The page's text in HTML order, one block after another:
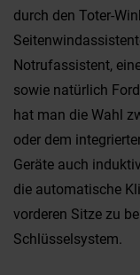
durch den Toter-
Notrufassistent,
sowie natürlich
hat man die Wahl
oder dem
Geräte auch
die automatische
vorderen Sitze zu
Schlüsselsystem.